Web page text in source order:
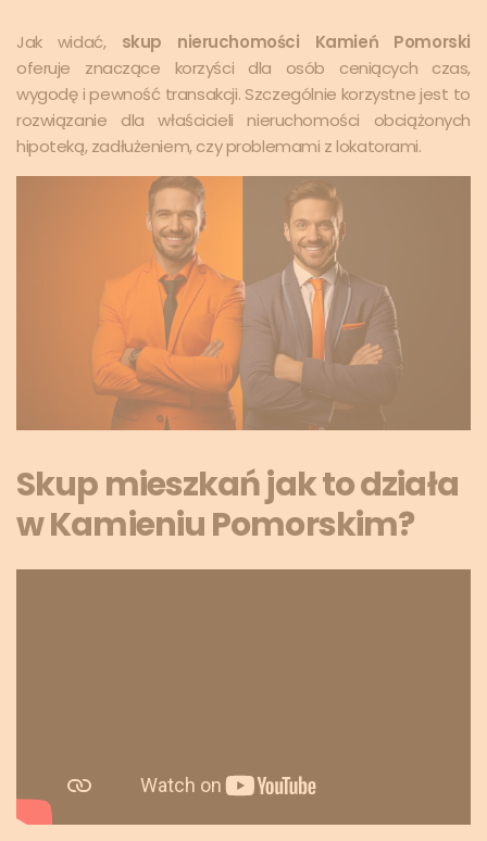
Jak widać, skup nieruchomości Kamień Pomorski
oferuje znaczące korzyści dla osób ceniących czas,
wygodę i pewność transakcji. Szczególnie korzystne jest to
rozwiązanie dla właścicieli nieruchomości obciążonych
hipoteką, zadłużeniem, czy problemami z lokatorami.
Skup mieszkań jak to działa
w Kamieniu Pomorskim?